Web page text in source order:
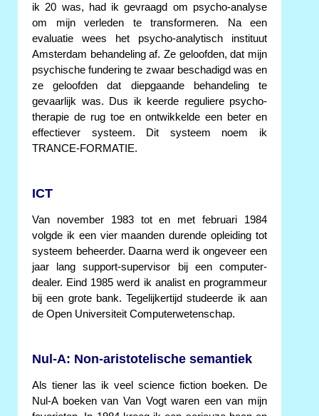
ik 20 was, had ik gevraagd om psycho-analyse
om mijn verleden te transformeren. Na een
evaluatie wees het psycho-analytisch instituut
Amsterdam behandeling af. Ze geloofden, dat mijn
psychische fundering te zwaar beschadigd was en
ze geloofden dat diepgaande behandeling te
gevaarlijk was. Dus ik keerde reguliere psycho-
therapie de rug toe en ontwikkelde een beter en
effectiever systeem. Dit systeem noem ik
TRANCE-FORMATIE.
ICT
Van november 1983 tot en met februari 1984
volgde ik een vier maanden durende opleiding tot
systeem beheerder. Daarna werd ik ongeveer een
jaar lang support-supervisor bij een computer-
dealer. Eind 1985 werd ik analist en programmeur
bij een grote bank. Tegelijkertijd studeerde ik aan
de Open Universiteit Computerwetenschap.
Nul-A: Non-aristotelische semantiek
Als tiener las ik veel science fiction boeken. De
Nul-A boeken van Van Vogt waren een van mijn